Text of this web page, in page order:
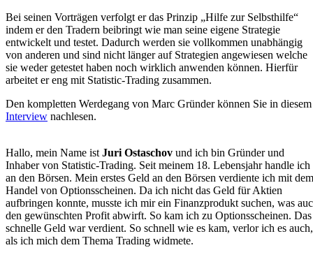
Bei seinen Vorträgen verfolgt er das Prinzip „Hilfe zur Selbsthilfe“
indem er den Tradern beibringt wie man seine eigene Strategie
entwickelt und testet. Dadurch werden sie vollkommen unabhängig
von anderen und sind nicht länger auf Strategien angewiesen welche
sie weder getestet haben noch wirklich anwenden können. Hierfür
arbeitet er eng mit Statistic-Trading zusammen.
Den kompletten Werdegang von Marc Gründer können Sie in diesem
Interview nachlesen.
Hallo, mein Name ist Juri Ostaschov und ich bin Gründer und
Inhaber von Statistic-Trading. Seit meinem 18. Lebensjahr handle ich
an den Börsen. Mein erstes Geld an den Börsen verdiente ich mit dem
Handel von Optionsscheinen. Da ich nicht das Geld für Aktien
aufbringen konnte, musste ich mir ein Finanzprodukt suchen, was
den gewünschten Profit abwirft. So kam ich zu Optionsscheinen. Das
schnelle Geld war verdient. So schnell wie es kam, verlor ich es auch,
als ich mich dem Thema Trading widmete.